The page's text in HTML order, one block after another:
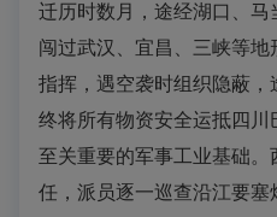
迁历时数月，途经湖口、马
闯过武汉、宜昌、三峡等
指挥，遇空袭时组织隐蔽
终将所有物资安全运抵四
至关重要的军事工业基础
任，派员逐一巡查沿江要